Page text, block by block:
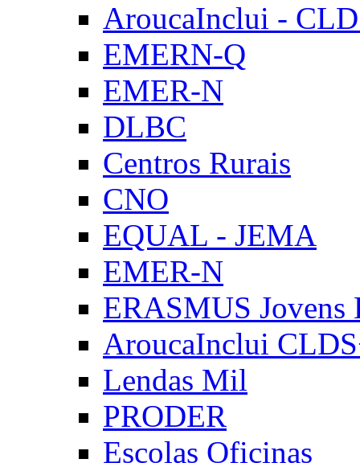
AroucaInclui -
EMERN-Q
EMER-N
DLBC
Centros Rurais
CNO
EQUAL - JEMA
EMER-N
ERASMUS Jovens
AroucaInclui
Lendas Mil
PRODER
Escolas Oficinas